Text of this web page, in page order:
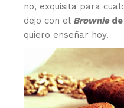
no, exquisita para
dejo con el Browniede
quiero enseñar hoy.